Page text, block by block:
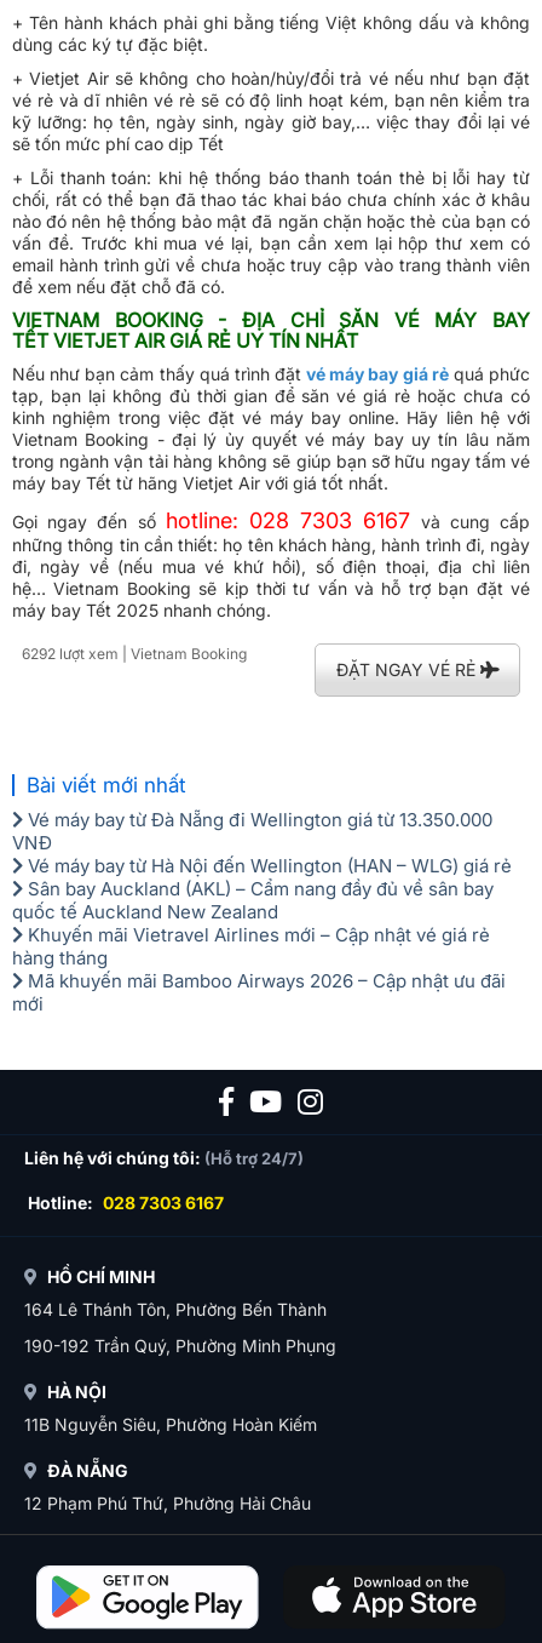
+ Tên hành khách phải ghi bằng tiếng Việt không dấu và không
dùng các ký tự đặc biệt.
+ Vietjet Air sẽ không cho hoàn/hủy/đổi trả vé nếu như bạn đặt
vé rẻ và dĩ nhiên vé rẻ sẽ có độ linh hoạt kém, bạn nên kiểm tra
kỹ lưỡng: họ tên, ngày sinh, ngày giờ bay,… việc thay đổi lại vé
sẽ tốn mức phí cao dịp Tết
+ Lỗi thanh toán: khi hệ thống báo thanh toán thẻ bị lỗi hay từ
chối, rất có thể bạn đã thao tác khai báo chưa chính xác ở khâu
nào đó nên hệ thống bảo mật đã ngăn chặn hoặc thẻ của bạn có
vấn đề. Trước khi mua vé lại, bạn cần xem lại hộp thư xem có
email hành trình gửi về chưa hoặc truy cập vào trang thành viên
để xem nếu đặt chỗ đã có.
VIETNAM BOOKING - ĐỊA CHỈ SĂN VÉ MÁY BAY
TẾT VIETJET AIR GIÁ RẺ UY TÍN NHẤT
Nếu như bạn cảm thấy quá trình đặtvé máy bay giá rẻquá phức
tạp, bạn lại không đủ thời gian để săn vé giá rẻ hoặc chưa có
kinh nghiệm trong việc đặt vé máy bay online. Hãy liên hệ với
Vietnam Booking - đại lý ủy quyết vé máy bay uy tín lâu năm
trong ngành vận tải hàng không sẽ giúp bạn sỡ hữu ngay tấm vé
máy bay Tết từ hãng Vietjet Air với giá tốt nhất.
Gọi ngay đến số hotline: 028 7303 6167 và cung cấp
những thông tin cần thiết: họ tên khách hàng, hành trình đi, ngày
đi, ngày về (nếu mua vé khứ hồi), số điện thoại, địa chỉ liên
hệ… Vietnam Booking sẽ kịp thời tư vấn và hỗ trợ bạn đặt vé
máy bay Tết 2025 nhanh chóng.
6292 lượt xem | Vietnam Booking
ĐẶT NGAY VÉ RẺ
Bài viết mới nhất
Vé máy bay từ Đà Nẵng đi Wellington giá từ 13.350.000
VNĐ
Vé máy bay từ Hà Nội đến Wellington (HAN – WLG) giá rẻ
Sân bay Auckland (AKL) – Cẩm nang đầy đủ về sân bay
quốc tế Auckland New Zealand
Khuyến mãi Vietravel Airlines mới – Cập nhật vé giá rẻ
hàng tháng
Mã khuyến mãi Bamboo Airways 2026 – Cập nhật ưu đãi
mới
Liên hệ với chúng tôi: (Hỗ trợ 24/7)
Hotline: 028 7303 6167
HỒ CHÍ MINH
164 Lê Thánh Tôn, Phường Bến Thành
190-192 Trần Quý, Phường Minh Phụng
HÀ NỘI
11B Nguyễn Siêu, Phường Hoàn Kiếm
ĐÀ NẴNG
12 Phạm Phú Thứ, Phường Hải Châu